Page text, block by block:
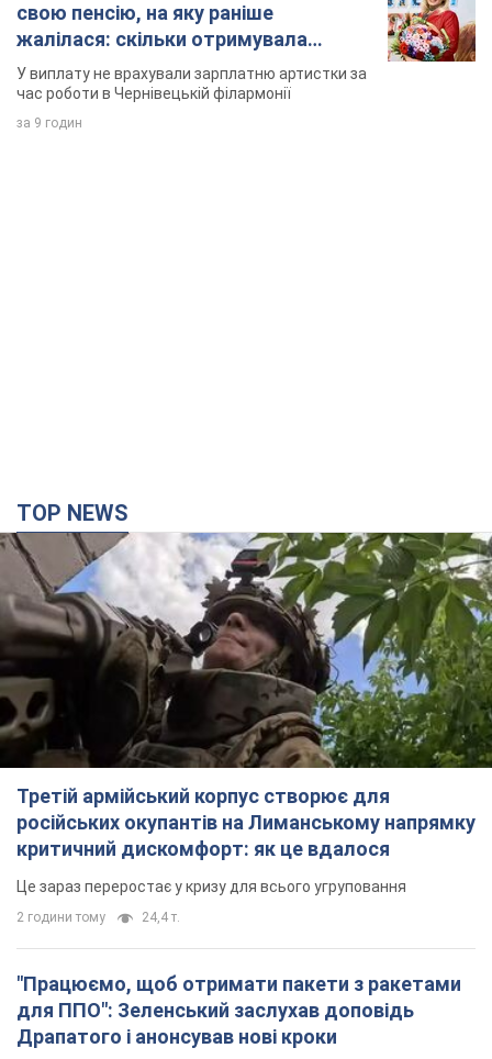
свою пенсію, на яку раніше
жалілася: скільки отримувала
співачка
У виплату не врахували зарплатню артистки за
час роботи в Чернівецькій філармонії
за 9 годин
TOP NEWS
Третій армійський корпус створює для
російських окупантів на Лиманському напрямку
критичний дискомфорт: як це вдалося
Це зараз переростає у кризу для всього угруповання
2 години тому 24,4 т.
"Працюємо, щоб отримати пакети з ракетами
для ППО": Зеленський заслухав доповідь
Драпатого і анонсував нові кроки